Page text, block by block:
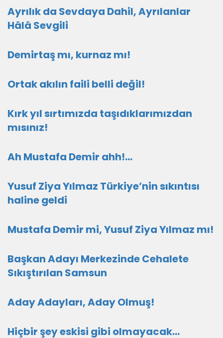
Ayrılık da Sevdaya Dahil, Ayrılanlar
Hâlâ Sevgili
Demirtaş mı, kurnaz mı!
Ortak akılın faili belli değil!
Kırk yıl sırtımızda taşıdıklarımızdan
mısınız!
Ah Mustafa Demir ahh!…
Yusuf Ziya Yılmaz Türkiye’nin sıkıntısı
haline geldi
Mustafa Demir mi, Yusuf Ziya Yılmaz mı!
Başkan Adayı Merkezinde Cehalete
Sıkıştırılan Samsun
Aday Adayları, Aday Olmuş!
Hiçbir şey eskisi gibi olmayacak…